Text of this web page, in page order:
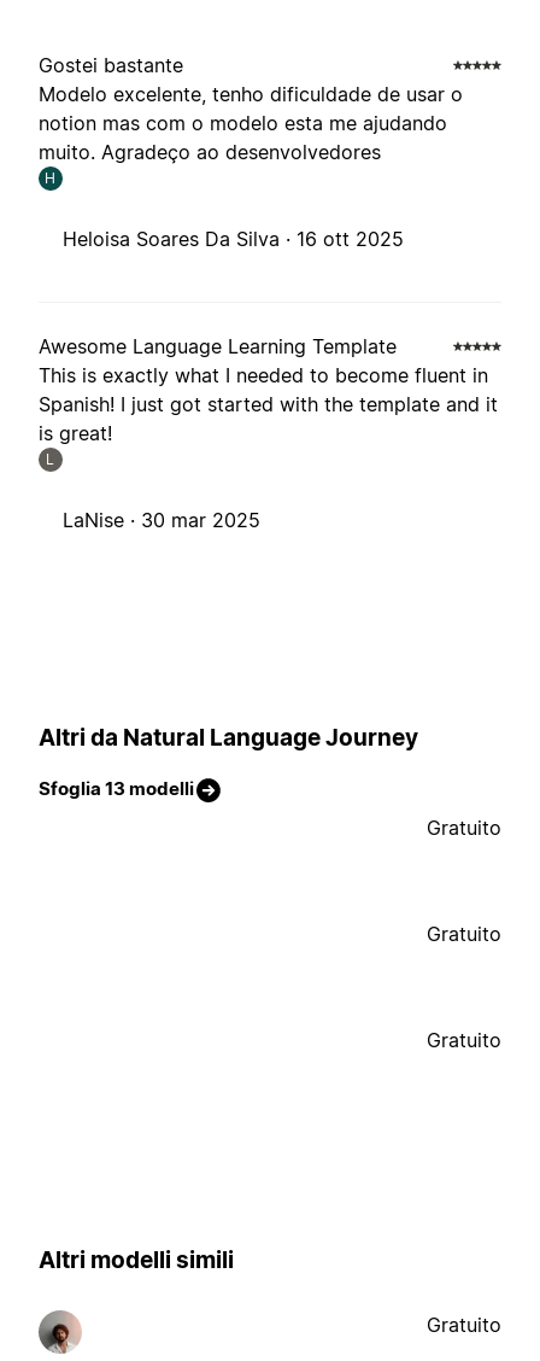
Gostei bastante
Modelo excelente, tenho dificuldade de usar o
notion mas com o modelo esta me ajudando
muito. Agradeço ao desenvolvedores
H
Heloisa Soares Da Silva · 16 ott 2025
Awesome Language Learning Template
This is exactly what I needed to become fluent in
Spanish! I just got started with the template and it
is great!
L
LaNise · 30 mar 2025
Altri da Natural Language Journey
Sfoglia 13 modelli
Gratuito
Gratuito
Gratuito
Altri modelli simili
Gratuito